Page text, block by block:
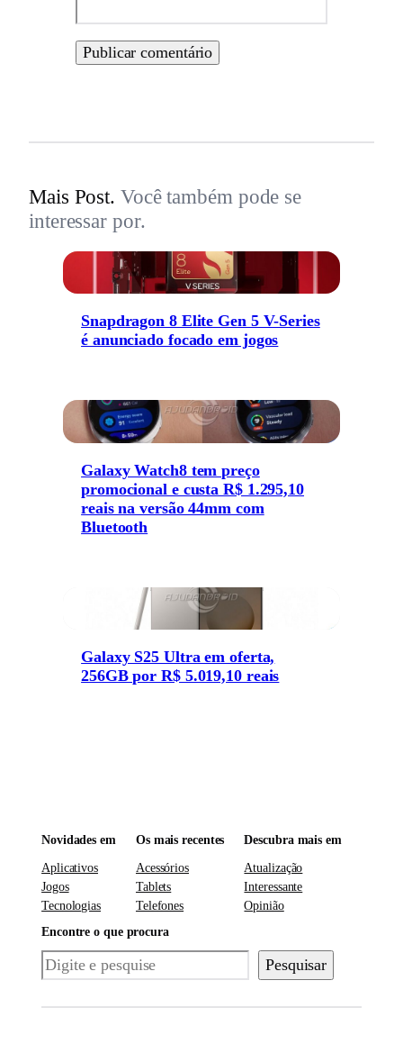
Mais Post. Você também pode se
interessar por.
Snapdragon 8 Elite Gen 5 V-Series
é anunciado focado em jogos
Galaxy Watch8 tem preço
promocional e custa R$ 1.295,10
reais na versão 44mm com
Bluetooth
Galaxy S25 Ultra em oferta,
256GB por R$ 5.019,10 reais
Novidades em
Aplicativos
Jogos
Tecnologias
Os mais recentes
Acessórios
Tablets
Telefones
Descubra mais em
Atualização
Interessante
Opinião
Encontre o que procura
Pesquisar Pesquisar